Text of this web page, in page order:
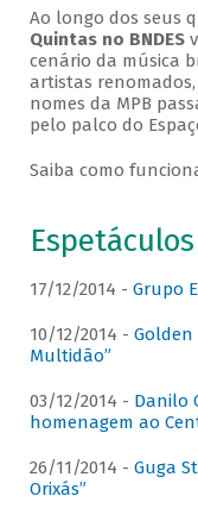
Ao longo dos seus
Quintas no BNDES
cenário da música
artistas
nomes da MPB
pelo palco do
Saiba como
17/12/2014 - Grupo
10/12/2014 - Golden
Multidão”
03/12/2014 - Danilo
homenagem ao
26/11/2014 - Guga
Orixás”